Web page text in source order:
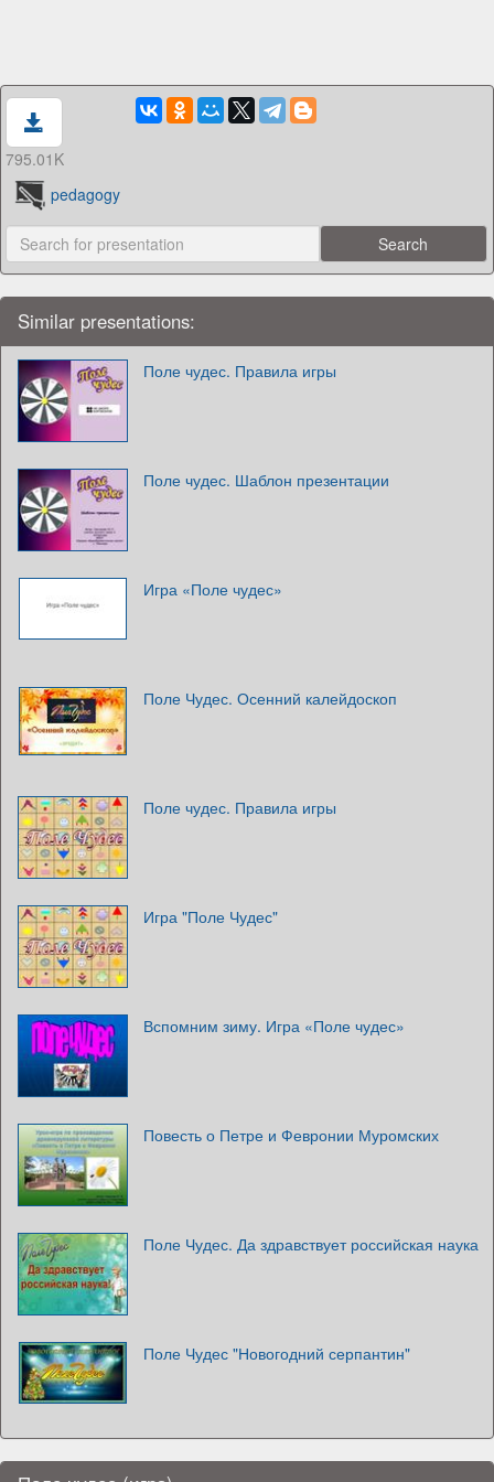
795.01K
pedagogy
Similar presentations:
Поле чудес. Правила игры
Поле чудес. Шаблон презентации
Игра «Поле чудес»
Поле Чудес. Осенний калейдоскоп
Поле чудес. Правила игры
Игра "Поле Чудес"
Вспомним зиму. Игра «Поле чудес»
Повесть о Петре и Февронии Муромских
Поле Чудес. Да здравствует российская наука
Поле Чудес "Новогодний серпантин"